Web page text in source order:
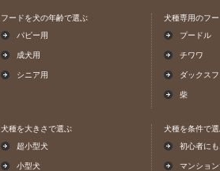
フードを犬の年齢で選ぶ
パピー用
成犬用
シニア用
犬種専用のフ
プードル
チワワ
ダックス
柴
犬種を大きさで選ぶ
超小型犬
小型犬
犬種を条件で
初心者に
マンショ